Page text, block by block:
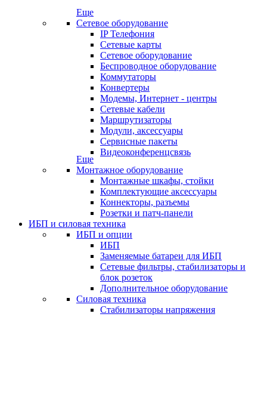
Еще
Сетевое оборудование
IP Телефония
Сетевые карты
Сетевое оборудование
Беспроводное оборудование
Коммутаторы
Конвертеры
Модемы, Интернет - центры
Сетевые кабели
Маршрутизаторы
Модули, аксессуары
Сервисные пакеты
Видеоконференцсвязь
Еще
Монтажное оборудование
Монтажные шкафы, стойки
Комплектующие аксессуары
Коннекторы, разъемы
Розетки и патч-панели
ИБП и силовая техника
ИБП и опции
ИБП
Заменяемые батареи для ИБП
Сетевые фильтры, стабилизаторы и
блок розеток
Дополнительное оборудование
Силовая техника
Стабилизаторы напряжения